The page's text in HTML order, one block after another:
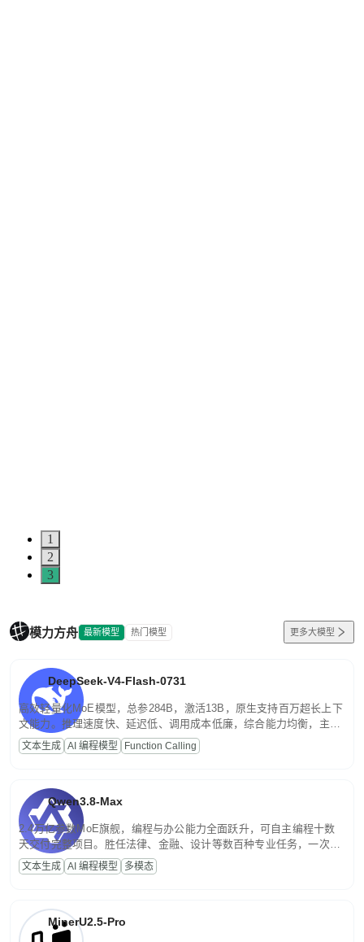
1
2
3
模力方舟 最新模型 热门模型 更多大模型
DeepSeek-V4-Flash-0731
高效轻量化MoE模型，总参284B，激活13B，原生支持百万超长上下
文能力。推理速度快、延迟低、调用成本低廉，综合能力均衡，主打
高并发、轻量化任务，适合日常对话、内容创作、基础 RAG、批量
文案处理等普惠刚需场景。
文本生成 AI 编程模型 Function Calling
Qwen3.8-Max
2.4万亿参数MoE旗舰，编程与办公能力全面跃升，可自主编程十数
天交付完整项目。胜任法律、金融、设计等数百种专业任务，一次对
话端到端交付生产级成果。原生视觉理解贯穿规划、执行与验证全流
程，支持超长文档与长视频的深度语义解析。长程任务中自主规划与
文本生成 AI 编程模型 多模态
MinerU2.5-Pro